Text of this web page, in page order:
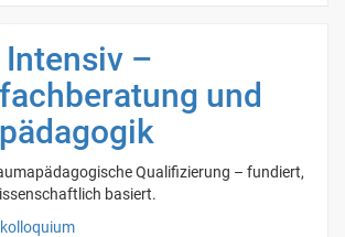
–
und
Qualifizierung – fundiert,
basiert.